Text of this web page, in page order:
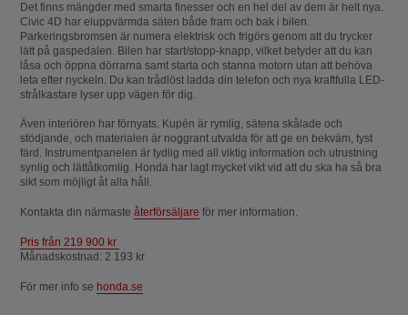
Det finns mängder med smarta finesser och en hel del av dem är helt nya.
Civic 4D har eluppvärmda säten både fram och bak i bilen.
Parkeringsbromsen är numera elektrisk och frigörs genom att du trycker
lätt på gaspedalen. Bilen har start/stopp-knapp, vilket betyder att du kan
låsa och öppna dörrarna samt starta och stanna motorn utan att behöva
leta efter nyckeln. Du kan trådlöst ladda din telefon och nya kraftfulla LED-
strålkastare lyser upp vägen för dig.
Även interiören har förnyats. Kupén är rymlig, sätena skålade och
stödjande, och materialen är noggrant utvalda för att ge en bekväm, tyst
färd. Instrumentpanelen är tydlig med all viktig information och utrustning
synlig och lättåtkomlig. Honda har lagt mycket vikt vid att du ska ha så bra
sikt som möjligt åt alla håll.
Kontakta din närmasteåterförsäljare för mer information.
Pris från 219 900 kr
Månadskostnad: 2 193 kr
För mer info se honda.se